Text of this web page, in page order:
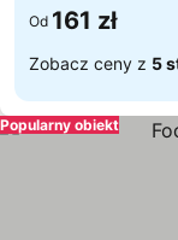
Od 161 zł
Zobacz ceny z 5
Popularny obiekt